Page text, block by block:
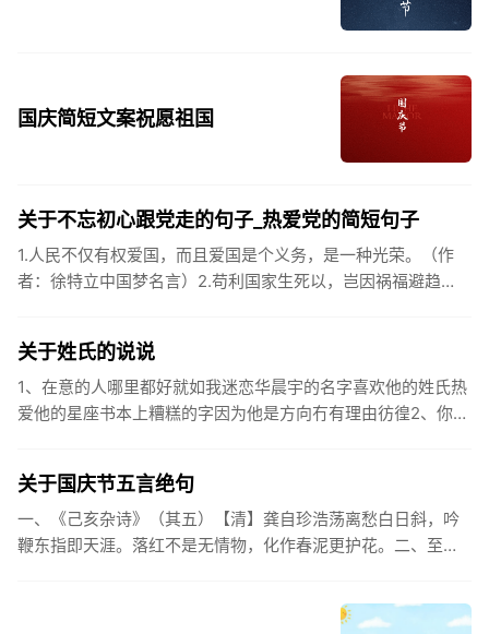
国庆简短文案祝愿祖国
关于不忘初心跟党走的句子_热爱党的简短句子
1.人民不仅有权爱国，而且爱国是个义务，是一种光荣。（作
者：徐特立中国梦名言）2.苟利国家生死以，岂因祸福避趋
关于姓氏的说说
1、在意的人哪里都好就如我迷恋华晨宇的名字喜欢他的姓氏热
爱他的星座书本上糟糕的字因为他是方向冇有理由彷徨2、你的
关于国庆节五言绝句
一、《己亥杂诗》（其五）【清】龚自珍浩荡离愁白日斜，吟
鞭东指即天涯。落红不是无情物，化作春泥更护花。二、至今